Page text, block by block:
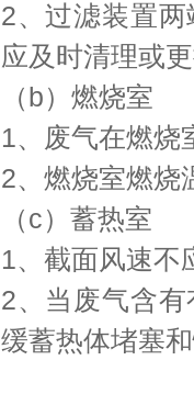
2、过滤装置
应及时清理或
（b）燃烧室
1、废气在燃烧
2、燃烧室燃
（c）蓄热室
1、截面风速不
2、当废气含
缓蓄热体堵塞